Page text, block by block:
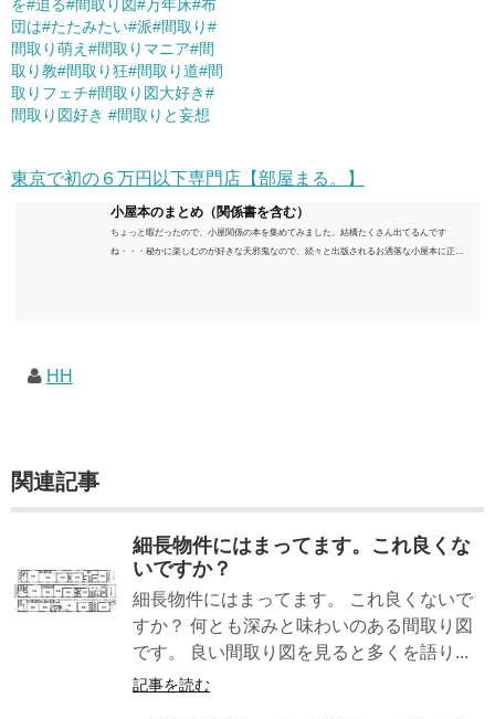
を#迫る#間取り図#万年床#布
団は#たたみたい#派#間取り#
間取り萌え#間取りマニア#間
取り教#間取り狂#間取り道#間
取りフェチ#間取り図大好き#
間取り図好き #間取りと妄想
東京で初の６万円以下専門店【部屋まる。】
小屋本のまとめ（関係書を含む）
ちょっと暇だったので、小屋関係の本を集めてみました。結構たくさん出てるんです
ね・・・秘かに楽しむのが好きな天邪鬼なので、続々と出版されるお洒落な小屋本に正直
HH
関連記事
細長物件にはまってます。これ良くな
いですか？
細長物件にはまってます。 これ良くないで
すか？ 何とも深みと味わいのある間取り図
です。 良い間取り図を見ると多くを語り...
記事を読む